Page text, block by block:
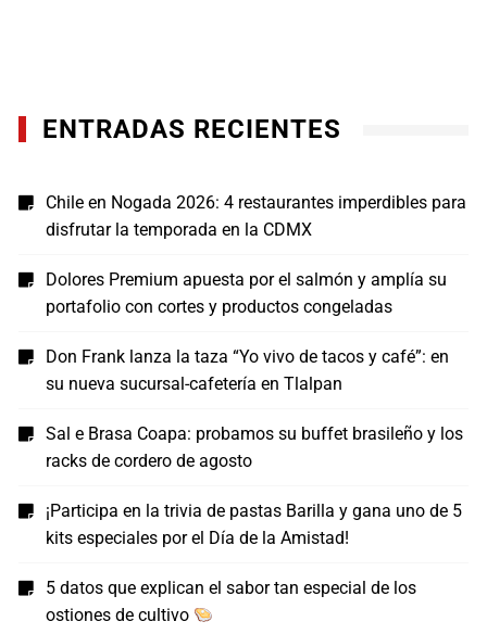
ENTRADAS RECIENTES
Chile en Nogada 2026: 4 restaurantes imperdibles para
disfrutar la temporada en la CDMX
Dolores Premium apuesta por el salmón y amplía su
portafolio con cortes y productos congeladas
Don Frank lanza la taza “Yo vivo de tacos y café”: en
su nueva sucursal-cafetería en Tlalpan
Sal e Brasa Coapa: probamos su buffet brasileño y los
racks de cordero de agosto
¡Participa en la trivia de pastas Barilla y gana uno de 5
kits especiales por el Día de la Amistad!
5 datos que explican el sabor tan especial de los
ostiones de cultivo